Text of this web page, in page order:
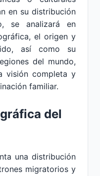
en su distribución
se analizará en
el origen y
así como su
del mundo,
visión completa y
familiar.
del
una distribución
migratorios y